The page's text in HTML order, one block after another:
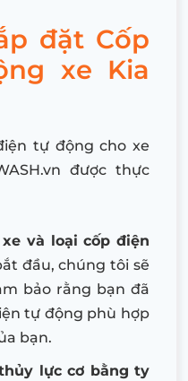
đặt Cốp
xe Kia
tự động cho xe
được thực
và loại cốp điện
đầu, chúng tôi sẽ
bảo rằng bạn đã
tự động phù hợp
bạn.
lực cơ bằng ty